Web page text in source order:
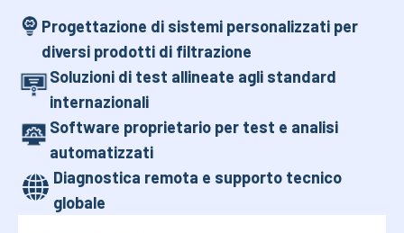
Progettazione di sistemi personalizzati per
diversi prodotti di filtrazione
Soluzioni di test allineate agli standard
internazionali
Software proprietario per test e analisi
automatizzati
Diagnostica remota e supporto tecnico
globale